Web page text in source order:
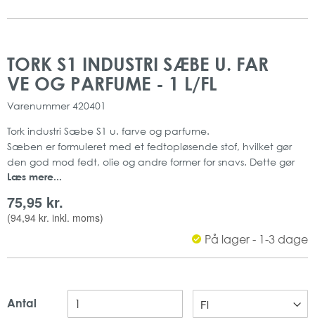
TORK S1 INDUSTRI SÆBE U. FAR
VE OG PARFUME - 1 L/FL
Varenummer 420401
Tork industri Sæbe S1 u. farve og parfume.
Sæben er formuleret med et fedtopløsende stof, hvilket gør
den god mod fedt, olie og andre former for snavs. Dette gør
den bl.a. ideel til industri miljøer.
ved hænderne.
Ønsker du at opnå den bedste brugeroplevelse, så skal du
benytte Sæben med S1 dispensere fra Tork, som er lette at
Svanemærket
Emballage: 1L
Læs mere...
75,95 kr.
(94,94 kr. inkl. moms)
På lager - 1-3 dage
Antal
slutningen
af
starten
af